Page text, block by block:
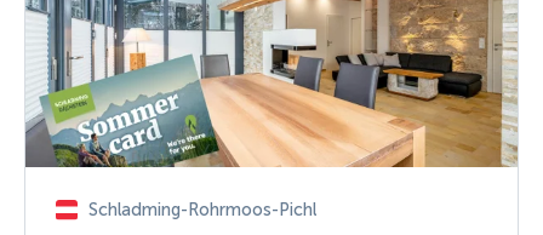
Schladming-Rohrmoos-Pichl